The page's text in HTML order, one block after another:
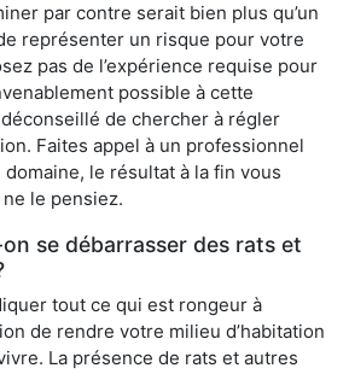
par contre serait bien plus qu’un
représenter un risque pour votre
pas de l’expérience requise pour
possible à cette
de chercher à régler
Faites appel à un professionnel
le résultat à la fin vous
le pensiez.
se débarrasser des rats et
tout ce qui est rongeur à
de rendre votre milieu d’habitation
La présence de rats et autres